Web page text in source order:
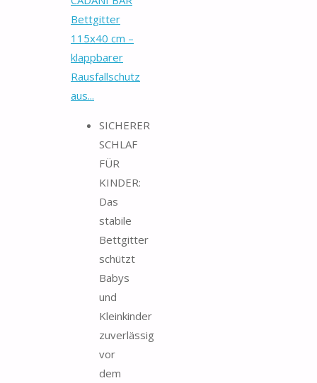
Bettgitter
115x40 cm –
klappbarer
Rausfallschutz
aus...
SICHERER
SCHLAF
FÜR
KINDER:
Das
stabile
Bettgitter
schützt
Babys
und
Kleinkinder
zuverlässig
vor
dem